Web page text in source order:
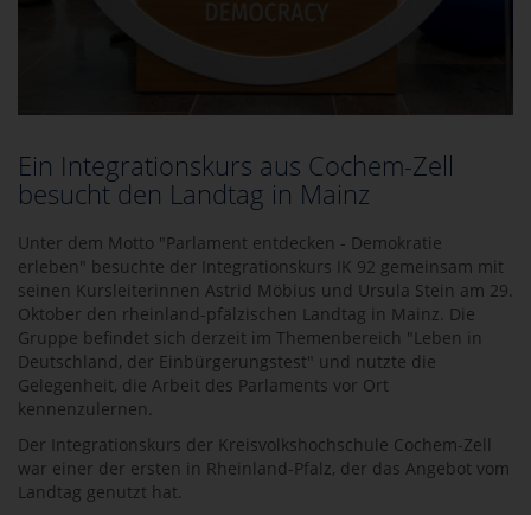
Ein Integrationskurs aus Cochem-Zell
besucht den Landtag in Mainz
Unter dem Motto "Parlament entdecken - Demokratie
erleben" besuchte der Integrationskurs IK 92 gemeinsam mit
seinen Kursleiterinnen Astrid Möbius und Ursula Stein am 29.
Oktober den rheinland-pfälzischen Landtag in Mainz. Die
Gruppe befindet sich derzeit im Themenbereich "Leben in
Deutschland, der Einbürgerungstest" und nutzte die
Gelegenheit, die Arbeit des Parlaments vor Ort
kennenzulernen.
Der Integrationskurs der Kreisvolkshochschule Cochem-Zell
war einer der ersten in Rheinland-Pfalz, der das Angebot vom
Landtag genutzt hat.